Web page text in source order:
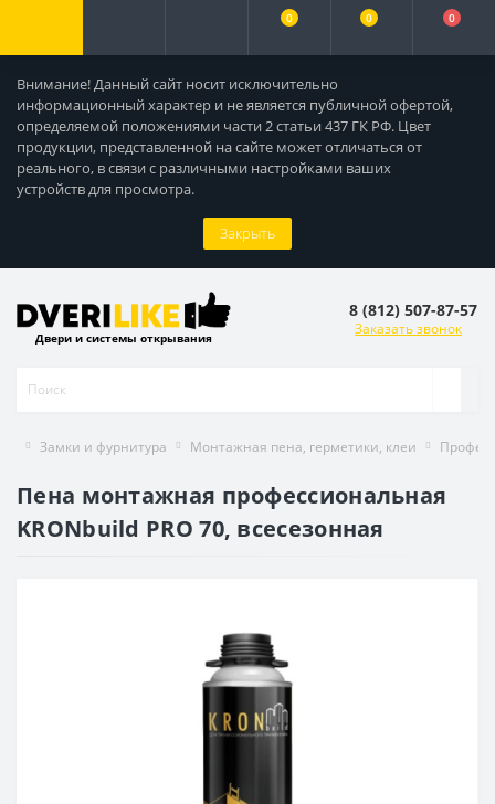
Внимание! Данный сайт носит исключительно
информационный характер и не является публичной офертой,
определяемой положениями части 2 статьи 437 ГК РФ. Цвет
продукции, представленной на сайте может отличаться от
реального, в связи с различными настройками ваших
устройств для просмотра.
Закрыть
0 0 0
Двери и системы открывания
8 (812) 507-87-57
Заказать звонок
Замки и фурнитура Монтажная пена, герметики, клеи
Пена монтажная профессиональная
KRONbuild PRO 70, всесезонная